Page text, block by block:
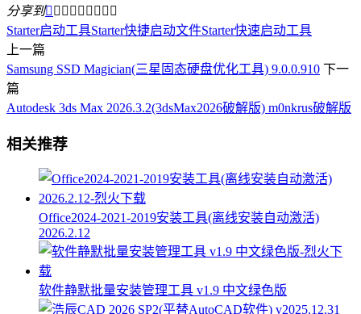
分享到        
Starter启动工具Starter快捷启动文件Starter快速启动工具
上一篇
Samsung SSD Magician(三星固态硬盘优化工具) 9.0.0.910 下一
篇
Autodesk 3ds Max 2026.3.2(3dsMax2026破解版) m0nkrus破解版
相关推荐
Office2024-2021-2019安装工具(离线安装自动激活)
2026.2.12
软件静默批量安装管理工具 v1.9 中文绿色版